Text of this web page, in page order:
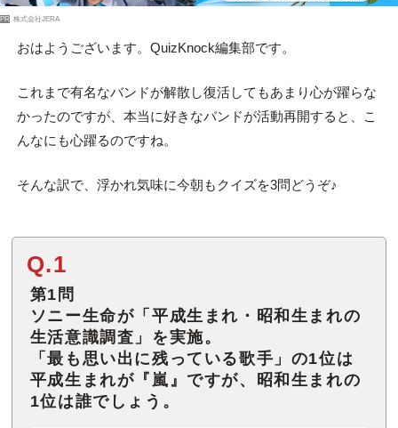
PR 株式会社JERA
おはようございます。QuizKnock編集部です。
これまで有名なバンドが解散し復活してもあまり心が躍らな
かったのですが、本当に好きなバンドが活動再開すると、こ
んなにも心躍るのですね。
そんな訳で、浮かれ気味に今朝もクイズを3問どうぞ♪
Q.1
第1問
ソニー生命が「平成生まれ・昭和生まれの
生活意識調査」を実施。
「最も思い出に残っている歌手」の1位は
平成生まれが『嵐』ですが、昭和生まれの
1位は誰でしょう。